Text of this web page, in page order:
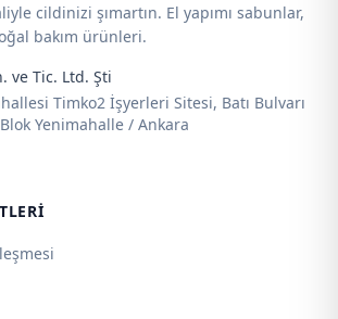
cildinizi şımartın. El yapımı sabunlar,
bakım ürünleri.
ve Tic. Ltd. Şti
Timko2 İşyerleri Sitesi, Batı Bulvarı
Yenimahalle / Ankara